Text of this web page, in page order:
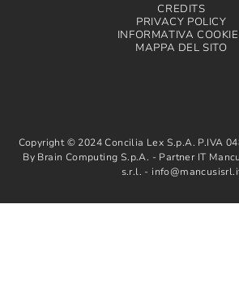
CREDITS
PRIVACY POLICY
INFORMATIVA
MAPPA DEL SITO
Copyright © 2024 Concilia Lex S.p.A. P.IVA
By Brain Computing S.p.A. - Partner IT
s.r.l. -